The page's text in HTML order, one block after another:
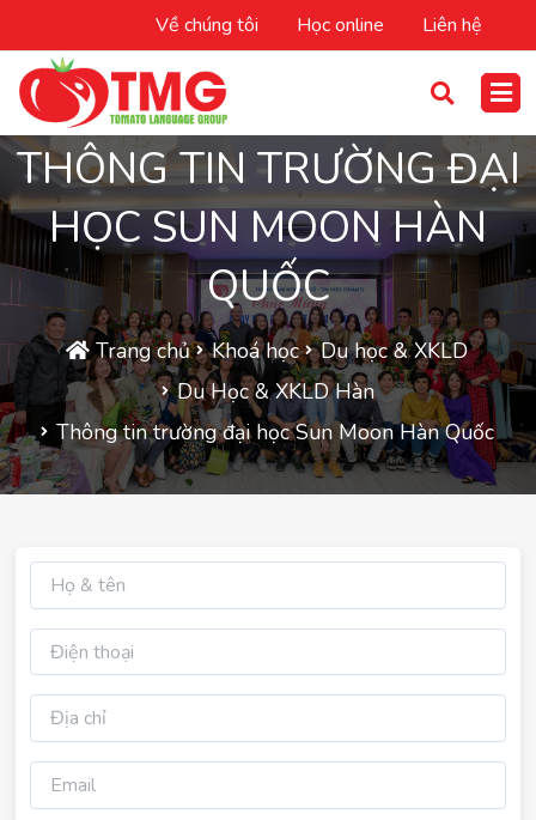
Về chúng tôi Học online Liên hệ
THÔNG TIN TRƯỜNG ĐẠI
HỌC SUN MOON HÀN
QUỐC
Trang chủ Khoá học
Du học & XKLD
Du Học & XKLD Hàn
Thông tin trường đại học Sun Moon Hàn Quốc